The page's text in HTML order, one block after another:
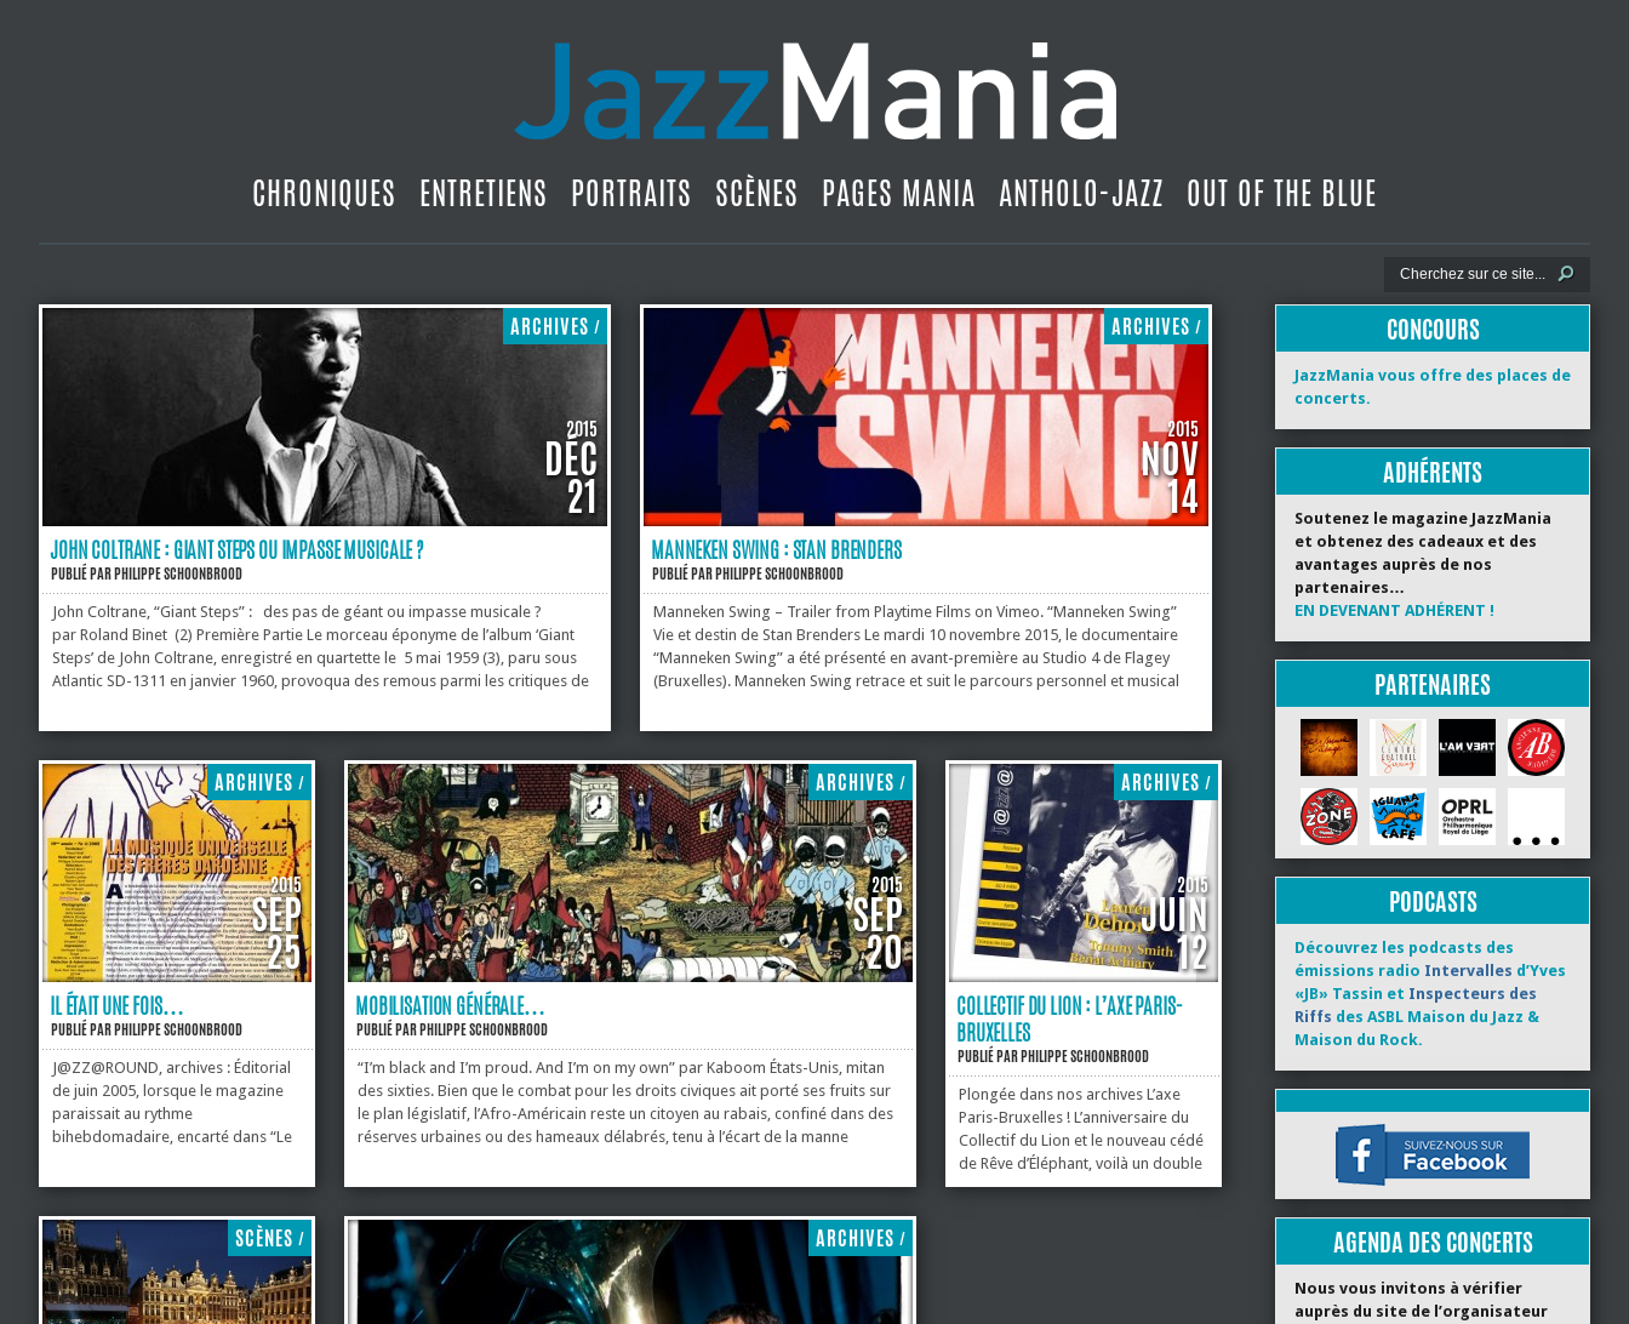
CHRONIQUES ENTRETIENS PORTRAITS SCÈNES PAGES MANIA ANTHOLO-JAZZ OUT OF THE BLUE
ARCHIVES /
2015
DÉC
21
JOHN COLTRANE : GIANT STEPS OU IMPASSE MUSICALE ?
PUBLIÉ PARPHILIPPE SCHOONBROOD
John Coltrane, “Giant Steps” : des pas de géant ou impasse musicale ?
par Roland Binet (2) Première Partie Le morceau éponyme de l’album ‘Giant
Steps’ de John Coltrane, enregistré en quartette le 5 mai 1959 (3), paru sous
Atlantic SD-1311 en janvier 1960, provoqua des remous parmi les critiques de
dithyrambes, condamnations, critiques, émerveillement, rejets. Peu de solos
premiers enregistrements de Charlie Parker, celui de Stan Getz dans ‘Early
Autumn’,...
ARCHIVES /
2015
NOV
14
MANNEKEN SWING : STAN BRENDERS
PUBLIÉ PARPHILIPPE SCHOONBROOD
Manneken Swing – Trailer from Playtime Films on Vimeo. “Manneken Swing”
Vie et destin de Stan Brenders Le mardi 10 novembre 2015, le documentaire
“Manneken Swing” a été présenté en avant-première au Studio 4 de Flagey
(Bruxelles). Manneken Swing retrace et suit le parcours personnel et musical
pas anodin puisque c’est là que le pianiste et chef d’orchestre de jazz travailla
compositions, de 1936 jusqu’au moment de la libération de la Belgique...
ARCHIVES /
2015
SEP
25
IL ÉTAIT UNE FOIS…
PUBLIÉ PARPHILIPPE SCHOONBROOD
J@ZZ@ROUND, archives : Éditorial
de juin 2005, lorsque le magazine
paraissait au rythme
bihebdomadaire, encarté dans “Le
toujours distribué gratuitement sur
ARCHIVES /
2015
SEP
20
MOBILISATION GÉNÉRALE…
PUBLIÉ PARPHILIPPE SCHOONBROOD
“I’m black and I’m proud. And I’m on my own” par Kaboom États-Unis, mitan
des sixties. Bien que le combat pour les droits civiques ait porté ses fruits sur
le plan législatif, l’Afro-Américain reste un citoyen au rabais, confiné dans des
réserves urbaines ou des hameaux délabrés, tenu à l’écart de la manne
statu quo, accompagnant l’émergence d’un Black Power de moins en moins
talentueux – tournent alors le dos à...
ARCHIVES /
2015
JUIN
12
COLLECTIF DU LION : L’AXE PARIS-
BRUXELLES
PUBLIÉ PARPHILIPPE SCHOONBROOD
Plongée dans nos archives L’axe
Paris-Bruxelles ! L’anniversaire du
Collectif du Lion et le nouveau cédé
de Rêve d’Éléphant, voilà un double
événement à ne pas manquer. La
SCÈNES / ARCHIVES /
CONCOURS
JazzMania vous offre des places de
concerts.
ADHÉRENTS
Soutenez le magazine JazzMania
et obtenez des cadeaux et des
avantages auprès de nos
partenaires…
EN DEVENANT ADHÉRENT !
PARTENAIRES
PODCASTS
Découvrez les podcasts des
émissions radio Intervalles d’Yves
«JB» Tassin et Inspecteurs des
Riffs des ASBL Maison du Jazz &
Maison du Rock.
AGENDA DES CONCERTS
Nous vous invitons à vérifier
auprès du site de l’organisateur